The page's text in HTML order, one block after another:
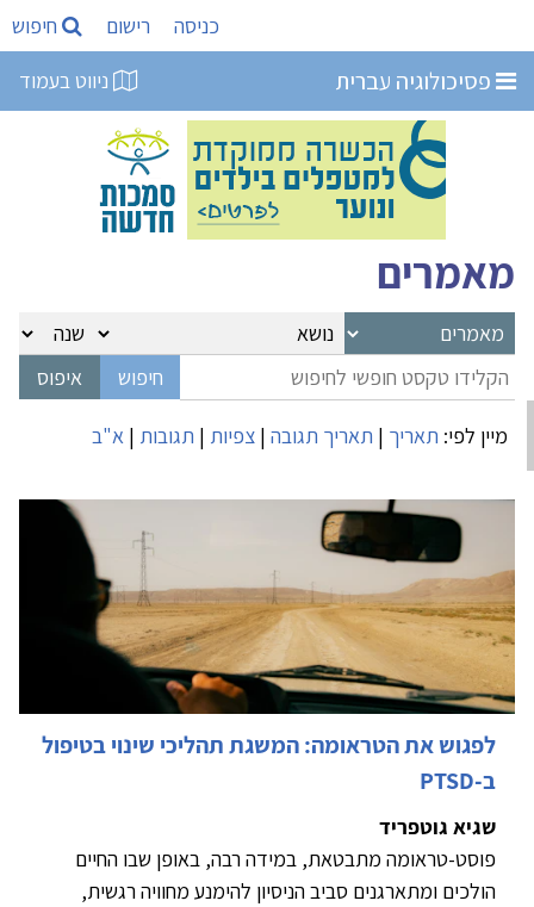
כניסה רישום חיפוש
פסיכולוגיה עברית ניווט בעמוד
מאמרים
מיין לפי: תאריך | תאריך תגובה | צפיות | תגובות | א"ב
לפגוש את הטראומה: המשגת תהליכי שינוי בטיפול
ב-PTSD
שגיא גוטפריד
פוסט-טראומה מתבטאת, במידה רבה, באופן שבו החיים
הולכים ומתארגנים סביב הניסיון להימנע מחוויה רגשית,